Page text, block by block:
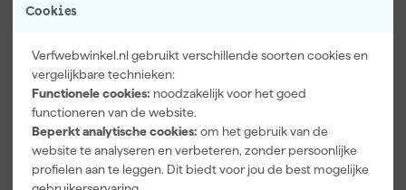
Cookies
Verfwebwinkel.nl gebruikt verschillende soorten cookies en
vergelijkbare technieken:
Functionele cookies: noodzakelijk voor het goed
functioneren van de website.
Beperkt analytische cookies: om het gebruik van de
website te analyseren en verbeteren, zonder persoonlijke
profielen aan te leggen. Dit biedt voor jou de best mogelijke
Vaak gekocht met